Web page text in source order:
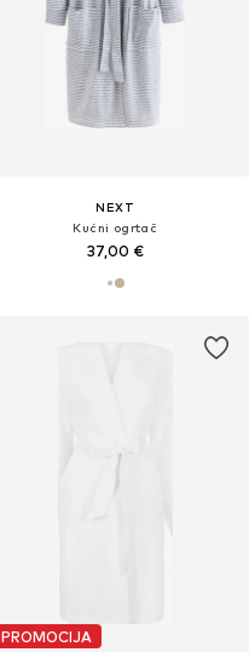
NEXT
Kućni ogrtač
37,00 €
PROMOCIJA